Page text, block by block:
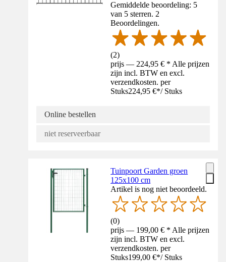
Gemiddelde beoordeling: 5
van 5 sterren. 2
Beoordelingen.
(2)
prijs — 224,95 € * Alle prijzen
zijn incl. BTW en excl.
verzendkosten. per
Stuks224,95 €*/ Stuks
Online bestellen
niet reserveerbaar
Tuinpoort Garden groen
125x100 cm
Artikel is nog niet beoordeeld.
(0)
prijs — 199,00 € * Alle prijzen
zijn incl. BTW en excl.
verzendkosten. per
Stuks199,00 €*/ Stuks